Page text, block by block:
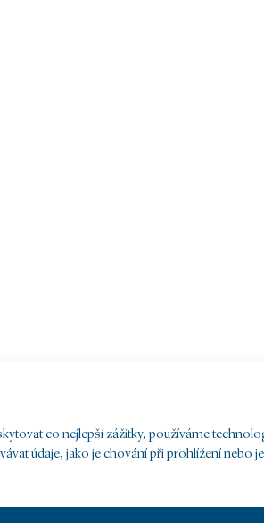
co nejlepší zážitky, používáme
údaje, jako je chování při prohlížení nebo